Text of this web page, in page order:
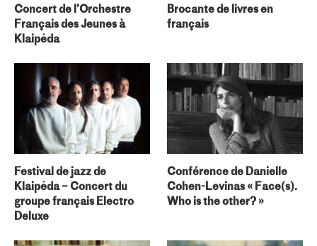
Concert de l’Orchestre
Français des Jeunes à
Klaipėda
Brocante de livres en
français
Festival de jazz de
Klaipėda – Concert du
groupe français Electro
Deluxe
Conférence de Danielle
Cohen-Levinas « Face(s).
Who is the other? »